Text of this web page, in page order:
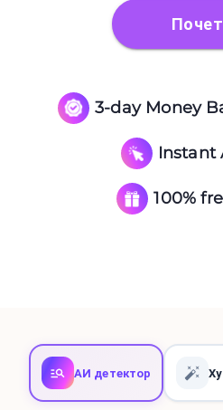
3-day Money
Instant
100%
АИ детектор